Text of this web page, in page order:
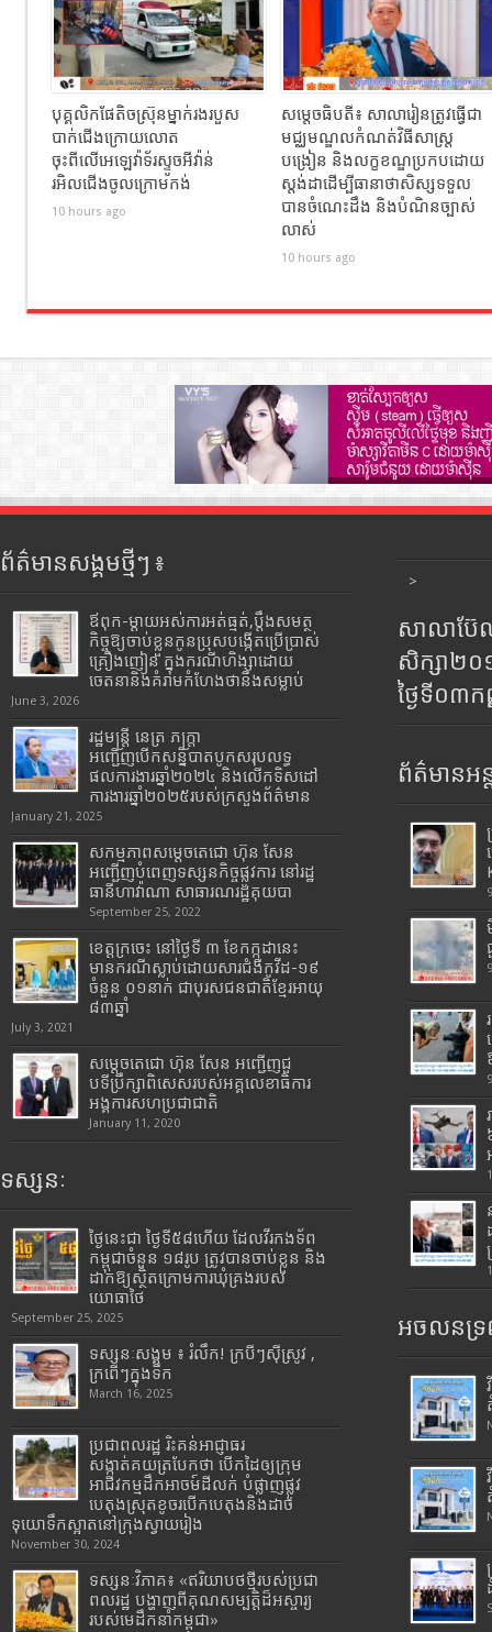
បុគ្គលិកផែតិចស្រ៊ុនម្នាក់រងរបួស
បាក់ជេីងក្រោយលោត
ចុះពីលេីអេឡេវ៉ាទ័រស្ទូចអីវ៉ាន់
រអិលជេីងចូលក្រោមកង់
10 hours ago
សម្ដេចធិបតី៖ សាលារៀនត្រូវធ្វើជា
មជ្ឈមណ្ឌលកំណត់វិធីសាស្ត្រ
បង្រៀន និងលក្ខខណ្ឌប្រកបដោយ
ស្តង់ដាដើម្បីធានាថាសិស្សទទួល
បានចំណេះដឹង និងបំណិនច្បាស់
លាស់
10 hours ago
ព័ត៌មានសង្គមថ្មីៗ ៖
ឪពុក-ម្ដាយអស់ការអត់ធ្មត់,ប្ដឹងសមត្ថ
កិច្ចឱ្យចាប់ខ្លួនកូនប្រុសបង្កើតប្រើប្រាស់
គ្រឿងញៀន ក្នុងករណីហិង្សាដោយ
ចេតនានិងគំរាមកំហែងថានឹងសម្លាប់
June 3, 2026
រដ្ឋមន្រ្តី​ នេត្រ​ ភក្ត្រា​
អញ្ជើញបើកសន្និបាតបូកសរុបលទ្ធ
ផលការងារឆ្នាំ២០២៤ និងលើកទិសដៅ
ការងារឆ្នាំ២០២៥របស់​ក្រសួង​ព័ត៌មាន​
January 21, 2025
សកម្មភាពសម្តេចតេជោ ហ៊ុន សែន
អញ្ជើញបំពេញទស្សនកិច្ចផ្លូវការ នៅរដ្ឋ
ធានីហាវ៉ាណា សាធារណរដ្ឋគុយបា
September 25, 2022
ខេត្តក្រចេះ នៅថ្ងៃទី ៣ ខែកក្កដានេះ
មានករណីស្លាប់ដោយសារជំងឺកូវីដ-១៩
ចំនួន ០១នាក់ ជាបុរសជនជាតិខ្មែរអាយុ
៨៣ឆ្នាំ
July 3, 2021
សម្តេចតេជោ ហ៊ុន សែន អញ្ជើញជួ
បទីប្រឹក្សាពិសេសរបស់អគ្គលេខាធិការ
អង្គការសហប្រជាជាតិ
January 11, 2020
ទស្សនៈ
ថ្ងៃនេះជា ថ្ងៃទី៥៨ហើយ ដែលវីរកងទ័ព
កម្ពុជាចំនួន ១៨រូប ត្រូវបានចាប់ខ្លួន និង
ដាក់ឱ្យស្ថិតក្រោមការឃុំគ្រងរបស់
យោធាថៃ
September 25, 2025
ទស្សនៈសង្គម ៖ រំលឹក! ក្របីៗស៊ីស្រូវ ,
ក្រពើៗក្នុងទឹក
March 16, 2025
ប្រជាពលរដ្ឋ រិះគន់អាជ្ញាធរ
សង្កាត់គយត្របែកថា បើកដៃឲ្យក្រុម
អាជីវកម្មដឹកអាចម៍ដីលក់ បំផ្លាញផ្លូវ
បេតុងស្រុតខូចរបើកបេតុងនិងដាច់
ទុយោទឹកស្អាតនៅក្រុងស្វាយរៀង
November 30, 2024
ទស្សនៈវិភាគ៖ «ឥរិយាបថថ្មីរបស់ប្រជា
ពលរដ្ឋ បង្ហាញពីគុណសម្បត្តិដ៏អស្ចារ្យ
របស់មេដឹកនាំកម្ពុជា»
>
សាលាប៊ែ
សិក្សា២
ថ្ងៃទី០៣
ព័ត៌មានអន្
អចលនទ្រ